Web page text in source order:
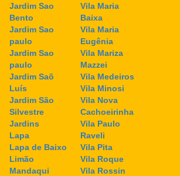
Jardim Sao
Bento
Jardim Sao
paulo
Jardim Sao
paulo
Jardim Saõ
Luís
Jardim São
Silvestre
Jardins
Lapa
Lapa de Baixo
Limão
Mandaqui
Vila Maria
Baixa
Vila Maria
Eugênia
Vila Mariza
Mazzei
Vila Medeiros
Vila Minosi
Vila Nova
Cachoeirinha
Vila Paulo
Raveli
Vila Pita
Vila Roque
Vila Rossin